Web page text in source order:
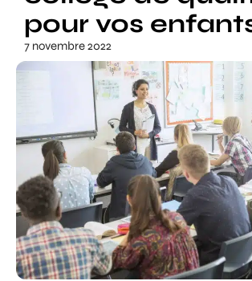
pour vos
7 novembre 2022